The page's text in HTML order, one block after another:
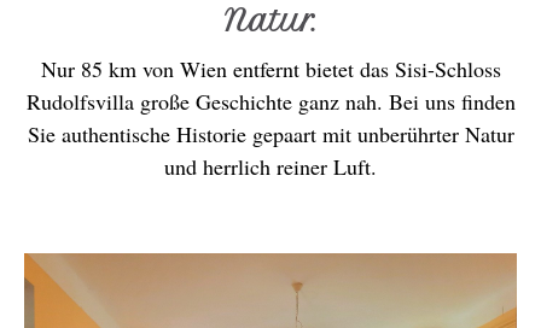
Natur.
Nur 85 km von Wien entfernt bietet das Sisi-Schloss
Rudolfsvilla große Geschichte ganz nah. Bei uns finden
Sie authentische Historie gepaart mit unberührter Natur
und herrlich reiner Luft.